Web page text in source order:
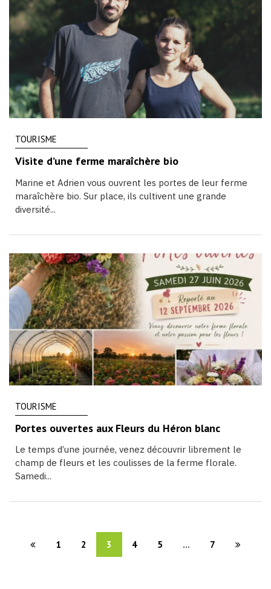
TOURISME
Visite d’une ferme maraîchère bio
Marine et Adrien vous ouvrent les portes de leur ferme
maraîchère bio. Sur place, ils cultivent une grande
diversité...
TOURISME
Portes ouvertes aux Fleurs du Héron blanc
Le temps d’une journée, venez découvrir librement le
champ de fleurs et les coulisses de la ferme florale.
Samedi...
1 2 3 4 5 ... 7